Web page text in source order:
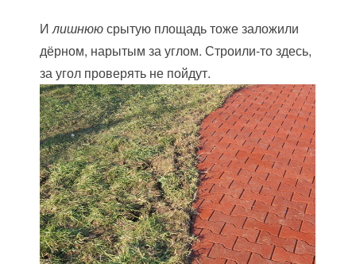
Илишнююсрытую площадь тоже заложили
дёрном, нарытым за углом. Строили-то здесь,
за угол проверять не пойдут.